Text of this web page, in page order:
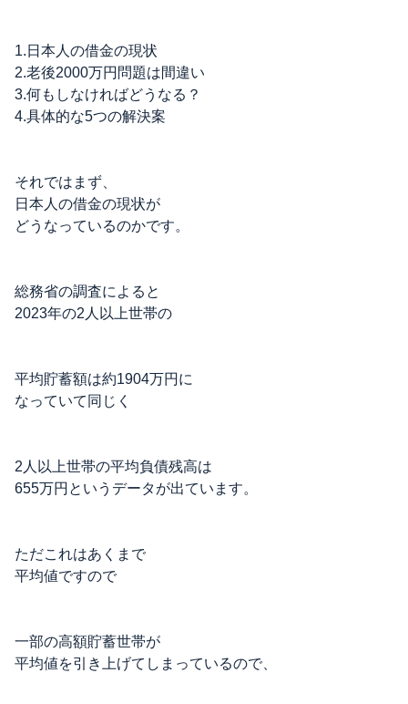
1.日本人の借金の現状
2.老後2000万円問題は間違い
3.何もしなければどうなる？
4.具体的な5つの解決案
それではまず、
日本人の借金の現状が
どうなっているのかです。
総務省の調査によると
2023年の2人以上世帯の
平均貯蓄額は約1904万円に
なっていて同じく
2人以上世帯の平均負債残高は
655万円というデータが出ています。
ただこれはあくまで
平均値ですので
一部の高額貯蓄世帯が
平均値を引き上げてしまっているので、